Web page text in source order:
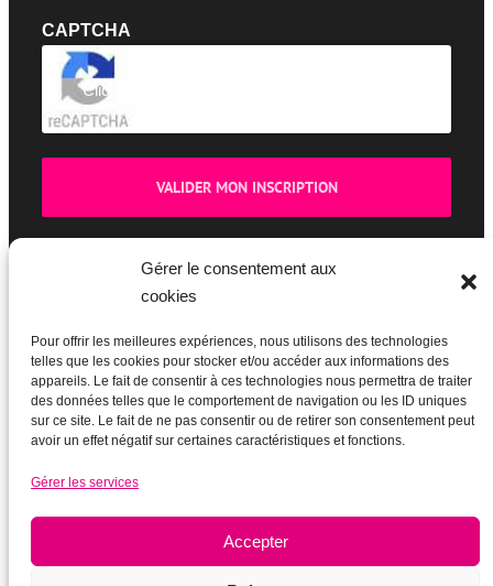
Gérer le consentement aux
cookies
Pour offrir les meilleures expériences, nous utilisons des technologies
telles que les cookies pour stocker et/ou accéder aux informations des
appareils. Le fait de consentir à ces technologies nous permettra de traiter
des données telles que le comportement de navigation ou les ID uniques
sur ce site. Le fait de ne pas consentir ou de retirer son consentement peut
avoir un effet négatif sur certaines caractéristiques et fonctions.
Gérer les services
Accepter
CAPTCHA
Cliquez pour accepter la validation reCaptcha.